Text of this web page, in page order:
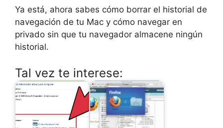
Ya está, ahora sabes cómo borrar el historial de
navegación de tu Mac y cómo navegar en
privado sin que tu navegador almacene ningún
historial.
Tal vez te interese: